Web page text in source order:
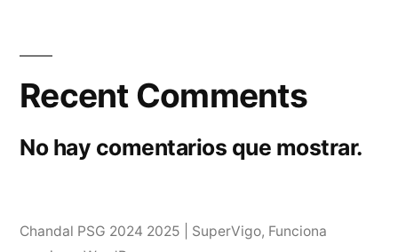
Recent Comments
No hay comentarios que mostrar.
Chandal PSG 2024 2025 | SuperVigo, Funciona